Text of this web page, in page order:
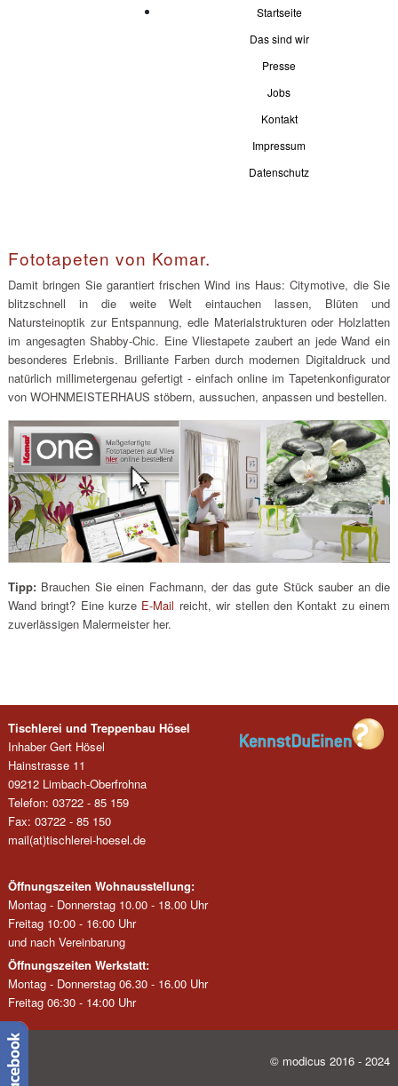
Startseite
Das sind wir
Presse
Jobs
Kontakt
Impressum
Datenschutz
Fototapeten von Komar.
Damit bringen Sie garantiert frischen Wind ins Haus: Citymotive, die Sie
blitzschnell in die weite Welt eintauchen lassen, Blüten und
Natursteinoptik zur Entspannung, edle Materialstrukturen oder Holzlatten
im angesagten Shabby-Chic. Eine Vliestapete zaubert an jede Wand ein
besonderes Erlebnis. Brilliante Farben durch modernen Digitaldruck und
natürlich millimetergenau gefertigt - einfach online im Tapetenkonfigurator
von WOHNMEISTERHAUS stöbern, aussuchen, anpassen und bestellen.
Tipp:Brauchen Sie einen Fachmann, der das gute Stück sauber an die
Wand bringt? Eine kurze E-Mail reicht, wir stellen den Kontakt zu einem
zuverlässigen Malermeister her.
Tischlerei und Treppenbau Hösel
Inhaber Gert Hösel
Hainstrasse 11
09212 Limbach-Oberfrohna
Telefon: 03722 - 85 159
Fax: 03722 - 85 150
mail(at)tischlerei-hoesel.de
Öffnungszeiten Wohnausstellung:
Montag - Donnerstag 10.00 - 18.00 Uhr
Freitag 10:00 - 16:00 Uhr
und nach Vereinbarung
Öffnungszeiten Werkstatt:
Montag - Donnerstag 06.30 - 16.00 Uhr
Freitag 06:30 - 14:00 Uhr
© modicus 2016 - 2024